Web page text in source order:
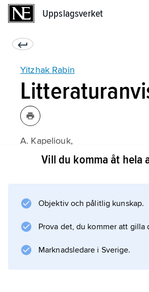
Uppslagsverket
Yitzhak Rabin
A. Kapeliouk,
Rabin, un assassinat politique
Vill du komma åt hela
Objektiv och pålitlig kunskap.
Prova det, du kommer att gilla
Marknadsledare i Sverige.